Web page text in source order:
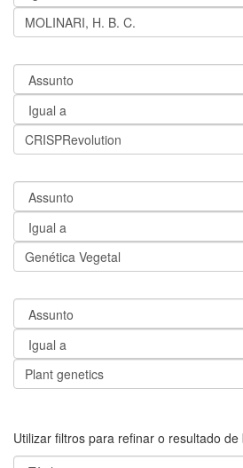
Utilizar filtros para refinar o resultado de